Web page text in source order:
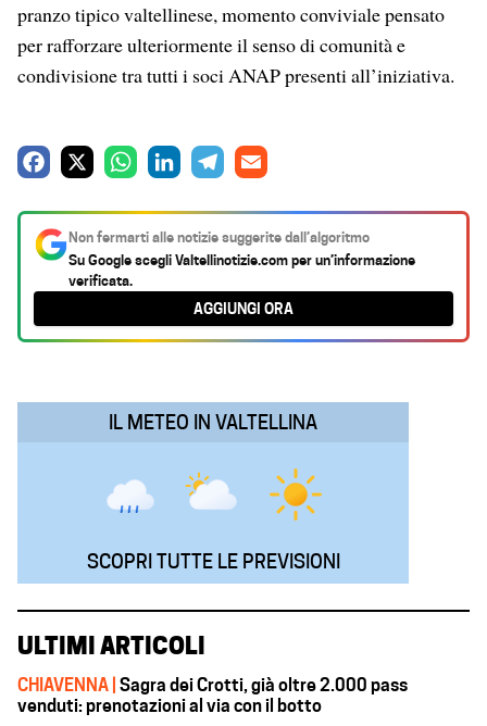
pranzo tipico valtellinese, momento conviviale pensato
per rafforzare ulteriormente il senso di comunità e
condivisione tra tutti i soci ANAP presenti all’iniziativa.
c
e
b
o
t
s
A
k
e
d
e
g
r
a
i
l
Non fermarti alle notizie suggerite dall’algoritmo
Su Google scegliValtellinotizie.comper un’informazione
verificata.
AGGIUNGI ORA
IL METEO IN VALTELLINA
SCOPRI TUTTE LE PREVISIONI
ULTIMI ARTICOLI
CHIAVENNA | Sagra dei Crotti, già oltre 2.000 pass
venduti: prenotazioni al via con il botto